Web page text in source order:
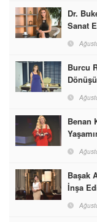
Dr.
Sanat
Burcu
Benan
Başak
İnşa